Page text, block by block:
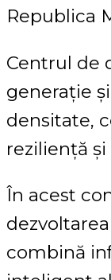
Republica
Centrul de
generație
densitate,
reziliență și
În acest
combină